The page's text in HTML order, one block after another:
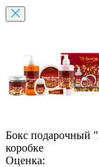
Бокс подарочный
коробке
Оценка: